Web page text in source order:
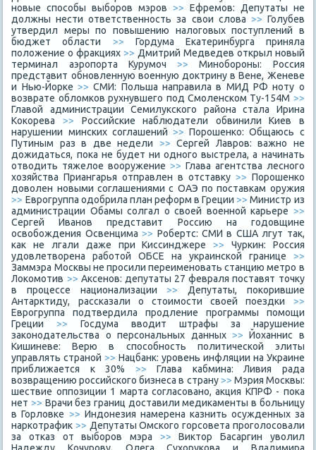
новые способы выборов мэров >> Ефремов: Депутаты не
должны нести ответственность за свои слова >> Голубев
утвердил меры по повышению налоговых поступлений в
бюджет области >> Гордума Екатеринбурга приняла
положение о фракциях>> Дмитрий Медведев открыл новый
терминал аэропорта Курумоч>>Минобороны: Россия
представит обновленную военную доктрину в Вене, Женеве
и Нью-Йорке>>СМИ: Польша направила в МИД РФ ноту о
возврате обломков рухнувшего под Смоленском Ту-154М >>
Главой администрации Семилукского района стала Ирина
Кокорева >> Российские наблюдатели обвинили Киев в
нарушении минских соглашений >>Порошенко: Общаюсь с
Путиным раз в две недели >>Сергей Лавров: важно не
дожидаться, пока не будет ни одного выстрела, а начинать
отводить тяжелое вооружение >> Глава агентства лесного
хозяйства Приангарья отправлен в отставку >> Порошенко
доволен новыми соглашениями с ОАЭ по поставкам оружия
>> Еврогруппа одобрила план реформ в Греции>>Министр из
администрации Обамы солгал о своей военной карьере >>
Сергей Иванов представит Россию на годовщине
освобождения Освенцима>> Робертс: СМИ в США лгут так,
как не лгали даже при Киссинджере>> Чуркин: Россия
удовлетворена работой ОБСЕ на украинской границе >>
Заммэра Москвы не просили переименовать станцию метро в
Локомотив >> Аксенов: депутаты 27 февраля поставят точку
в процессе национализации>> Депутаты, покорившие
Антарктиду, рассказали о стоимости своей поездки >>
Еврогруппа подтвердила продление программы помощи
Греции>>Госдума вводит штрафы за нарушение
законодательства о персональных данных >>Йоханнис в
Кишиневе: Верю в способность политической элиты
управлять страной>>Нацбанк: уровень инфляции на Украине
приближается к 30% >>Глава кабмина: Ливия рада
возвращению российского бизнеса в страну>> Мэрия Москвы:
шествие оппозиции 1 марта согласовано, акция КПРФ - пока
нет>> Врачи без границ доставили медикаменты в больницу
в Горловке >> Индонезия намерена казнить осужденных за
наркотрафик>> Депутаты Омского горсовета проголосовали
за отказ от выборов мэра >>Виктор Басаргин уволил